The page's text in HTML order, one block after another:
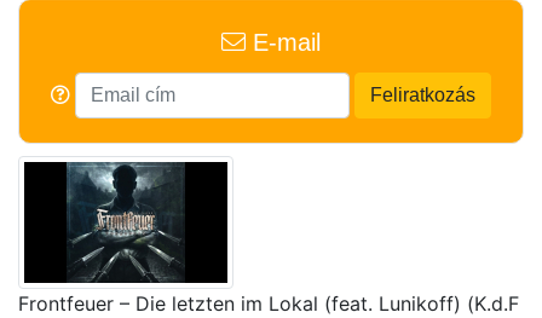
E-mail
Feliratkozás
Frontfeuer – Die letzten im Lokal (feat. Lunikoff) (K.d.F